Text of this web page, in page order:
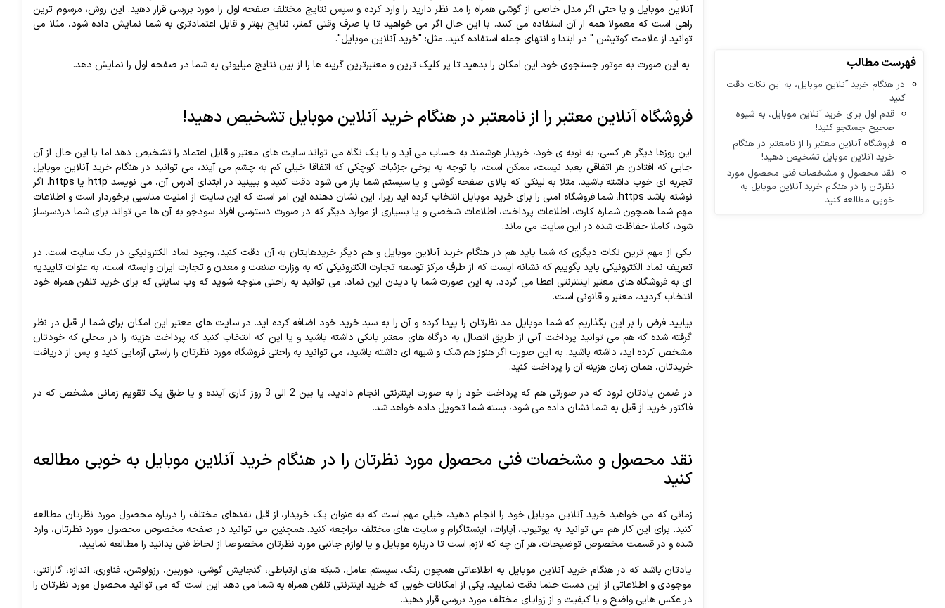
فهرست مطالب
در هنگام خرید آنلاین موبایل، به این نکات دقت
کنید
قدم اول برای خرید آنلاین موبایل، به شیوه
صحیح جستجو کنید!
فروشگاه آنلاین معتبر را از نامعتبر در هنگام
خرید آنلاین موبایل تشخیص دهید!
نقد محصول و مشخصات فنی محصول مورد
نظرتان را در هنگام خرید آنلاین موبایل به
خوبی مطالعه کنید
آنلاین موبایل و یا حتی اگر مدل خاصی از گوشی همراه را مد نظر دارید را وارد کرده و سپس نتایج مختلف صفحه اول را مورد بررسی قرار دهید. این روش، مرسوم ترین
راهی است که معمولا همه از آن استفاده می کنند. با این حال اگر می خواهید تا با صرف وقتی کمتر، نتایج بهتر و قابل اعتمادتری به شما نمایش داده شود، مثلا می
توانید از علامت کوتیشن " در ابتدا و انتهای جمله استفاده کنید. مثل: "خرید آنلاین موبایل".
به این صورت به موتور جستجوی خود این امکان را بدهید تا پر کلیک ترین و معتبرترین گزینه ها را از بین نتایج میلیونی به شما در صفحه اول را نمایش دهد.
فروشگاه آنلاین معتبر را از نامعتبر در هنگام خرید آنلاین موبایل تشخیص دهید!
این روزها دیگر هر کسی، به نوبه ی خود، خریدار هوشمند به حساب می آید و با یک نگاه می تواند سایت های معتبر و قابل اعتماد را تشخیص دهد اما با این حال از آن
جایی که افتادن هر اتفاقی بعید نیست، ممکن است، با توجه به برخی جزئیات کوچکی که اتفاقا خیلی کم به چشم می آیند، می توانید در هنگام خرید آنلاین موبایل
تجربه ای خوب داشته باشید. مثلا به لینکی که بالای صفحه گوشی و یا سیستم شما باز می شود دقت کنید و ببینید در ابتدای آدرس آن، می نویسد http یا https. اگر
نوشته باشد https، شما فروشگاه امنی را برای خرید موبایل انتخاب کرده اید زیرا، این نشان دهنده این امر است که این سایت از امنیت مناسبی برخوردار است و اطلاعات
مهم شما همچون شماره کارت، اطلاعات پرداخت، اطلاعات شخصی و یا بسیاری از موارد دیگر که در صورت دسترسی افراد سودجو به آن ها می تواند برای شما دردسرساز
شود، کاملا حفاظت شده در این سایت می ماند.
یکی از مهم ترین نکات دیگری که شما باید هم در هنگام خرید آنلاین موبایل و هم دیگر خریدهایتان به آن دقت کنید، وجود نماد الکترونیکی در یک سایت است. در
تعریف نماد الکترونیکی باید بگوییم که نشانه ایست که از طرف مرکز توسعه تجارت الکترونیکی که به وزارت صنعت و معدن و تجارت ایران وابسته است، به عنوات تاییدیه
ای به فروشگاه های معتبر اینتنرنتی اعطا می گردد. به این صورت شما با دیدن این نماد، می توانید به راحتی متوجه شوید که وب سایتی که برای خرید تلفن همراه خود
انتخاب کردید، معتبر و قانونی است.
بیایید فرض را بر این بگذاریم که شما موبایل مد نظرتان را پیدا کرده و آن را به سبد خرید خود اضافه کرده اید. در سایت های معتبر این امکان برای شما از قبل در نظر
گرفته شده که هم می توانید پرداخت آنی از طریق اتصال به درگاه های معتبر بانکی داشته باشید و یا این که انتخاب کنید که پرداخت هزینه را در محلی که خودتان
مشخص کرده اید، داشته باشید. به این صورت اگر هنوز هم شک و شبهه ای داشته باشید، می توانید به راحتی فروشگاه مورد نظرتان را راستی آزمایی کنید و پس از دریافت
خریدتان، همان زمان هزینه آن را پرداخت کنید.
در ضمن یادتان نرود که در صورتی هم که پرداخت خود را به صورت اینترنتی انجام دادید، یا بین 2 الی 3 روز کاری آینده و یا طبق یک تقویم زمانی مشخص که در
فاکتور خرید از قبل به شما نشان داده می شود، بسته شما تحویل داده خواهد شد.
نقد محصول و مشخصات فنی محصول مورد نظرتان را در هنگام خرید آنلاین موبایل به خوبی مطالعه
کنید
زمانی که می خواهید خرید آنلاین موبایل خود را انجام دهید، خیلی مهم است که به عنوان یک خریدار، از قبل نقدهای مختلف را درباره محصول مورد نظرتان مطالعه
کنید. برای این کار هم می توانید به یوتیوب، آپارات، اینستاگرام و سایت های مختلف مراجعه کنید. همچنین می توانید در صفحه مخصوص محصول مورد نظرتان، وارد
شده و در قسمت مخصوص توضیحات، هر آن چه که لازم است تا درباره موبایل و یا لوازم جانبی مورد نظرتان مخصوصا از لحاظ فنی بدانید را مطالعه نمایید.
یادتان باشد که در هنگام خرید آنلاین موبایل به اطلاعاتی همچون رنگ، سیستم عامل، شبکه های ارتباطی، گنجایش گوشی، دوربین، رزولوشن، فناوری، اندازه، گارانتی،
موجودی و اطلاعاتی از این دست حتما دقت نمایید. یکی از امکانات خوبی که خرید اینترنتی تلفن همراه به شما می دهد این است که می توانید محصول مورد نظرتان را
در عکس هایی واضح و با کیفیت و از زوایای مختلف مورد بررسی قرار دهید.